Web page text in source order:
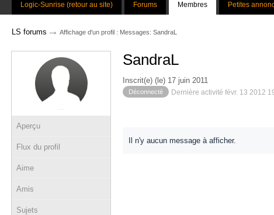
Logic-Sunrise (retour au site) Forums Membres Petites
LS forums → Affichage d'un profil : Messages: SandraL
Aperçu
Flux du profil
Aime
Amis
Sujets
SandraL
Inscrit(e) (le) 17 juin 2011
Déconnecté Dernière activité févr. 13 2012
Il n'y aucun message à afficher.